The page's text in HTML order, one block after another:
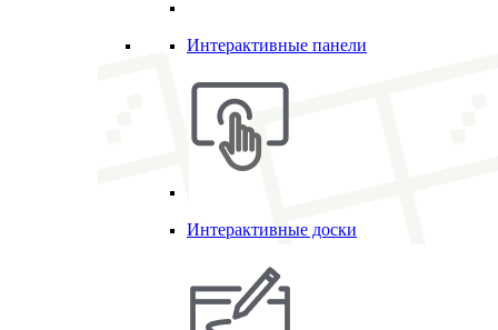
Интерактивные панели
Интерактивные доски